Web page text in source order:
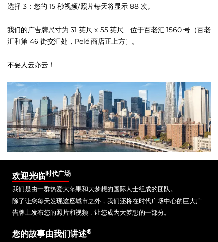
选择 3：您的 15 秒视频/照片每天将显示 88 次。
我们的广告牌尺寸为 31 英尺 x 55 英尺，位于百老汇 1560 号（百老
汇和第 46 街交汇处，Pelé 商店正上方）。
不要人云亦云！
欢迎光临时代广场
我们是由一群热爱大苹果和大梦想的国际人士组成的团队。
除了让您每天发现这座城市之外，我们还将在时代广场中心的巨大广
告牌上发布您的照片和视频，让您成为大梦想的一部分。
您的故事由我们讲述®